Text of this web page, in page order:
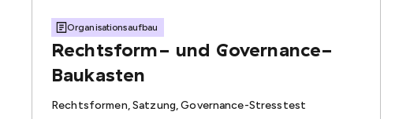
Organisationsaufbau
Rechtsform- und Governance-
Baukasten
Rechtsformen, Satzung, Governance-Stresstest